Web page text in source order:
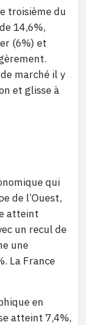
troisième du
14,6%,
(6%) et
marché il y
et glisse à
qui
de l’Ouest,
atteint
un recul de
une
La France
en
atteint 7,4%,